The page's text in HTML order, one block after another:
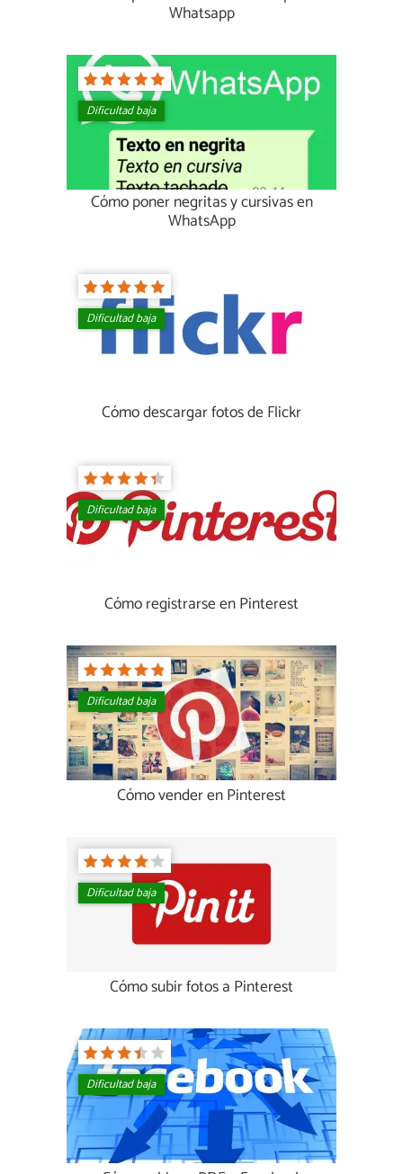
Whatsapp
Dificultad baja
Cómo poner negritas y cursivas en
WhatsApp
Dificultad baja
Cómo descargar fotos de Flickr
Dificultad baja
Cómo registrarse en Pinterest
Dificultad baja
Cómo vender en Pinterest
Dificultad baja
Cómo subir fotos a Pinterest
Dificultad baja